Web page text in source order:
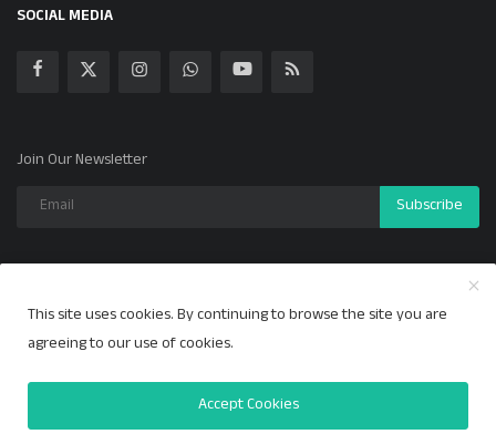
SOCIAL MEDIA
Join Our Newsletter
Subscribe
Copyright 2024 ಕಲ್ಯಾಣ ಕಹಳೆ - All Rights Reserved.
Privacy Policy
This site uses cookies. By continuing to browse the site you are
agreeing to our use of cookies.
Accept Cookies